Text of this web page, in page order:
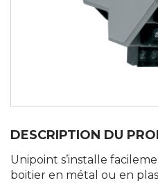
DESCRIPTION DU
Unipoint s’installe
boitier en métal ou en